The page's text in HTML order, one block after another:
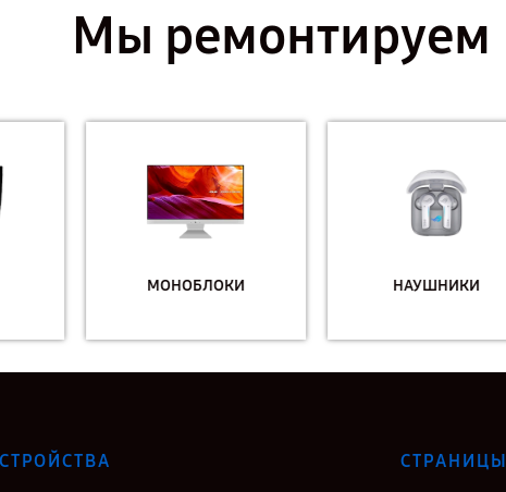
Мы ремонтируем
МОНОБЛОКИ НАУШНИКИ
СТРАНИЦЫ